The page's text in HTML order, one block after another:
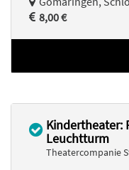
8,00 €
Kindertheater:
Leuchtturm
Theatercompanie